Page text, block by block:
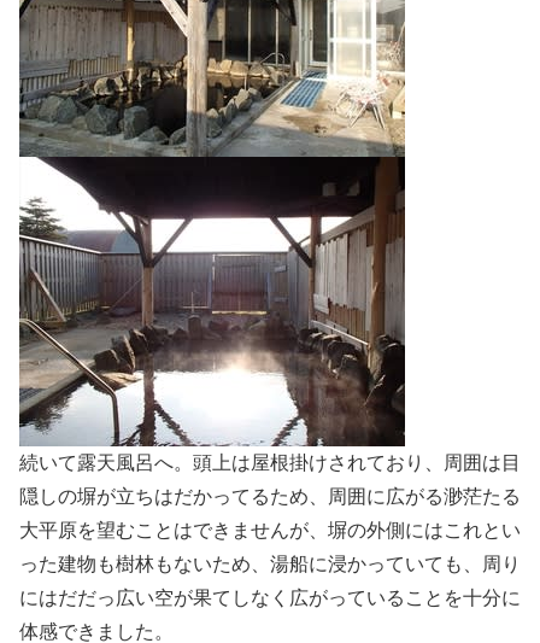
続いて露天風呂へ。頭上は屋根掛けされており、周囲は目
隠しの塀が立ちはだかってるため、周囲に広がる渺茫たる
大平原を望むことはできませんが、塀の外側にはこれとい
った建物も樹林もないため、湯船に浸かっていても、周り
にはだだっ広い空が果てしなく広がっていることを十分に
体感できました。